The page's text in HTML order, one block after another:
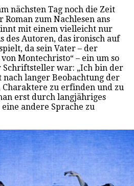
nächsten Tag noch die Zeit
Roman zum Nachlesen ans
mit einem vielleicht nur
des Autoren, das ironisch auf
da sein Vater – der
Montechristo“ – ein um so
war: „Ich bin der
nach langer Beobachtung der
Charaktere zu erfinden und zu
erst durch langjähriges
andere Sprache zu